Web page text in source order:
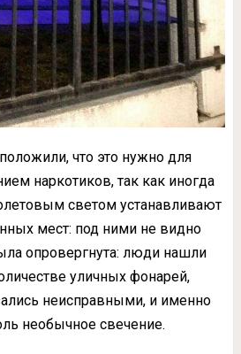
что это нужно для
наркотиков, так как иногда
светом устанавливают
мест: под ними не видно
опровергнута: люди нашли
уличных фонарей,
неисправными, и именно
необычное свечение.